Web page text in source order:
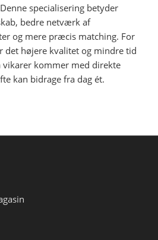
specialisering betyder
bedre netværk af
og mere præcis matching. For
det højere kvalitet og mindre tid
kommer med direkte
kan bidrage fra dag ét.